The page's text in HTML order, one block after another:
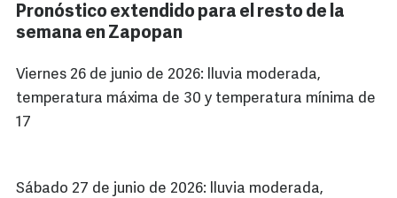
Pronóstico extendido para el resto de la
semana en Zapopan
Viernes 26 de junio de 2026: lluvia moderada,
temperatura máxima de 30 y temperatura mínima de
17
Sábado 27 de junio de 2026: lluvia moderada,